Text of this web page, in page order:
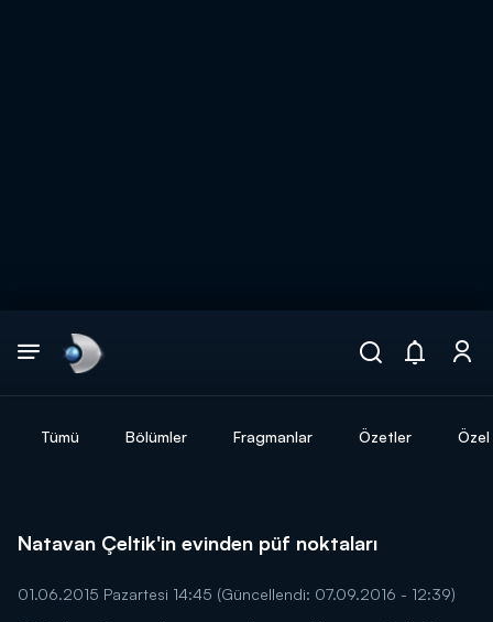
Tümü Bölümler Fragmanlar Özetler
Natavan Çeltik'in evinden püf noktaları
01.06.2015 Pazartesi 14:45 (Güncellendi: 07.09.2016 - 12:39)